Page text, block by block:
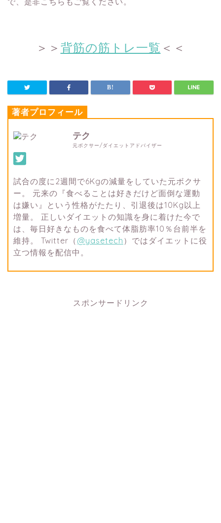
＞＞ 背筋の筋トレ一覧 ＜＜
著者プロフィール
テク
元ボクサー/ダイエットアドバイザー
試合の度に2週間で6Kgの減量をしていた元ボクサ
ー。 元来の『食べることは好きだけど面倒な運動
は嫌い』という性格がたたり、引退後は10Kg以上
増量。 正しいダイエットの知識を身に着けた今で
は、毎日好きなものを食べて体脂肪率10％台前半を
維持。 Twitter（ @yasetech ）ではダイエットに役
立つ情報を配信中。
スポンサードリンク